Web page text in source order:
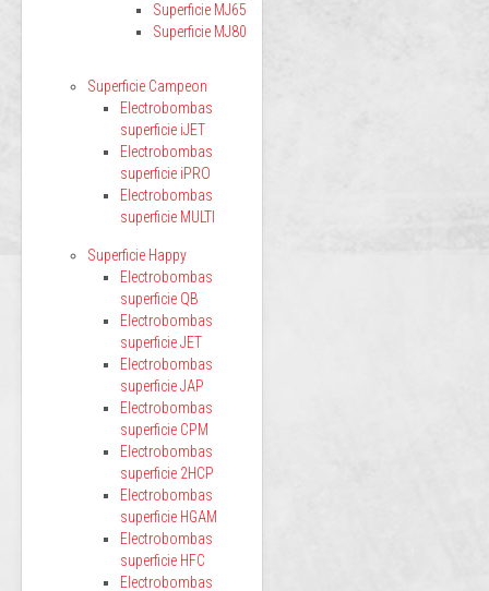
Superficie MJ65
Superficie MJ80
Superficie Campeon
Electrobombas
superficie iJET
Electrobombas
superficie iPRO
Electrobombas
superficie MULTI
Superficie Happy
Electrobombas
superficie QB
Electrobombas
superficie JET
Electrobombas
superficie JAP
Electrobombas
superficie CPM
Electrobombas
superficie 2HCP
Electrobombas
superficie HGAM
Electrobombas
superficie HFC
Electrobombas